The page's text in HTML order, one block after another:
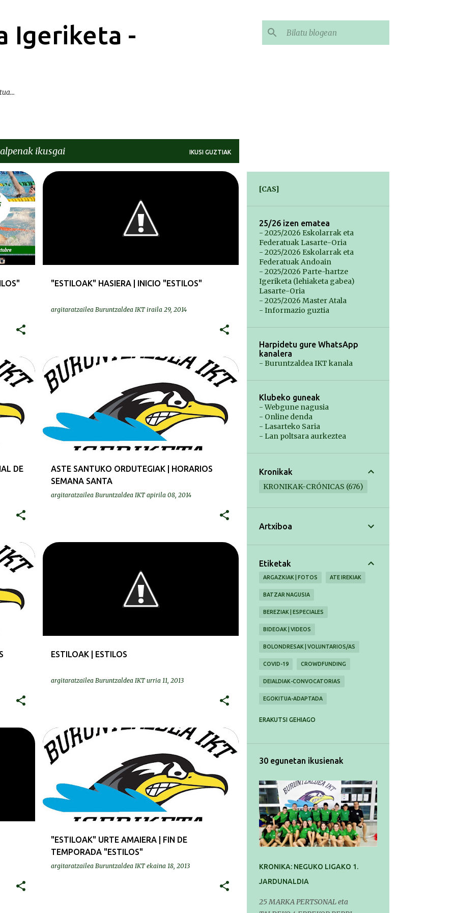
Igeriketa -
ikusgai IKUSI GUZTIAK
"ESTILOAK" HASIERA | INICIO "ESTILOS"
argitaratzailea Buruntzaldea IKT iraila 29, 2014
DE
ASTE SANTUKO ORDUTEGIAK | HORARIOS
SEMANA SANTA
argitaratzailea Buruntzaldea IKT apirila 08, 2014
BEREZIAK | ESPECIALES + 2
ESTILOAK | ESTILOS
argitaratzailea Buruntzaldea IKT urria 11, 2013
"ESTILOAK" URTE AMAIERA | FIN DE
TEMPORADA "ESTILOS"
argitaratzailea Buruntzaldea IKT ekaina 18, 2013
ENTRENAMENDUA | ENTRENAMIENTO ESTILOAK | ESTILOS
GURASOAK | PADRES
[CAS]
25/26 izen ematea
- 2025/2026 Eskolarrak eta
Federatuak Lasarte-Oria
- 2025/2026 Eskolarrak eta
Federatuak Andoain
- 2025/2026 Parte-hartze
Igeriketa (lehiaketa gabea)
Lasarte-Oria
- 2025/2026 Master Atala
- Informazio guztia
Harpidetu gure WhatsApp
kanalera
- Buruntzaldea IKT kanala
Klubeko guneak
- Webgune nagusia
- Online denda
- Lasarteko Saria
- Lan poltsara aurkeztea
Kronikak
KRONIKAK-CRÓNICAS 676
Artxiboa
Etiketak
ARGAZKIAK | FOTOS ATE IREKIAK
BATZAR NAGUSIA
BEREZIAK | ESPECIALES
BIDEOAK | VIDEOS
BOLONDRESAK | VOLUNTARIOS/AS
COVID-19 CROWDFUNDING
DEIALDIAK-CONVOCATORIAS
EGOKITUA-ADAPTADA
GURASOAK | PADRES
GURASOAK | PADRES Y MADRES
INTRO IRTEERAK | SALIDAS
IZEN EMATEAK-INSCRIPCIONES
LAN ESKAINTZA
ERAKUTSI GEHIAGO
30 egunetan ikusienak
KRONIKA: NEGUKO LIGAKO 1.
JARDUNALDIA
25 MARKA PERTSONAL eta